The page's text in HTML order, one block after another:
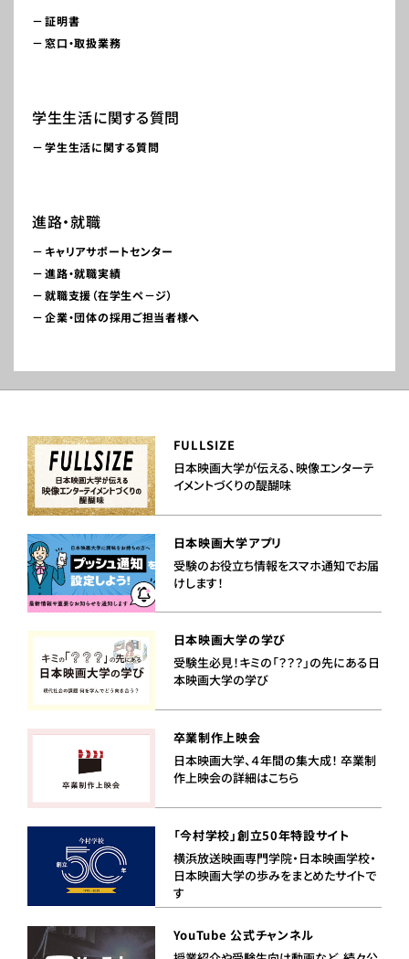
証明書
窓口・取扱業務
学生生活に関する質問
学生生活に関する質問
進路・就職
キャリアサポートセンター
進路・就職実績
就職支援（在学生ペ－ジ）
企業・団体の採用ご担当者様へ
FULLSIZE
日本映画大学が伝える、映像エンターテ
イメントづくりの醍醐味
日本映画大学アプリ
受験のお役立ち情報をスマホ通知でお届
けします！
日本映画大学の学び
受験生必見！キミの「？？？」の先にある日
本映画大学の学び
卒業制作上映会
日本映画大学、４年間の集大成！ 卒業制
作上映会の詳細はこちら
「今村学校」創立50年特設サイト
横浜放送映画専門学院・日本映画学校・
日本映画大学の歩みをまとめたサイトで
す
YouTube 公式チャンネル